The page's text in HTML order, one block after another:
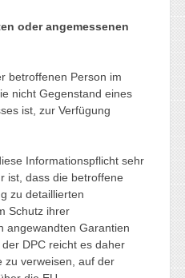
oder angemessenen
betroffenen Person im
nicht Gegenstand eines
ist, zur Verfügung
Informationspflicht sehr
ist, dass die betroffene
zu detaillierten
Schutz ihrer
angewandten Garantien
DPC reicht es daher
zu verweisen, auf der